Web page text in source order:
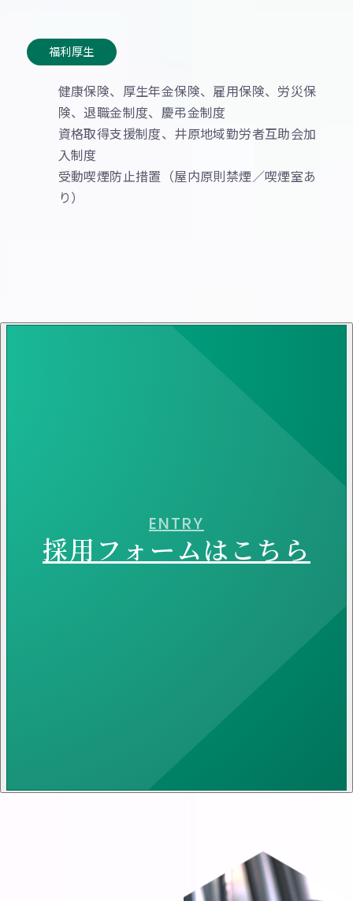
福利厚生
健康保険、厚生年金保険、雇用保険、労災保
険、退職金制度、慶弔金制度
資格取得支援制度、井原地域勤労者互助会加
入制度
受動喫煙防止措置（屋内原則禁煙／喫煙室あ
り）
ENTRY
採用フォームはこちら
家族手当
※当社規定あり
福利厚生
健康保険、厚生年金保険、雇用保険、労災保
険、退職金制度、慶弔金制度
資格取得支援制度、井原地域勤労者互助会加